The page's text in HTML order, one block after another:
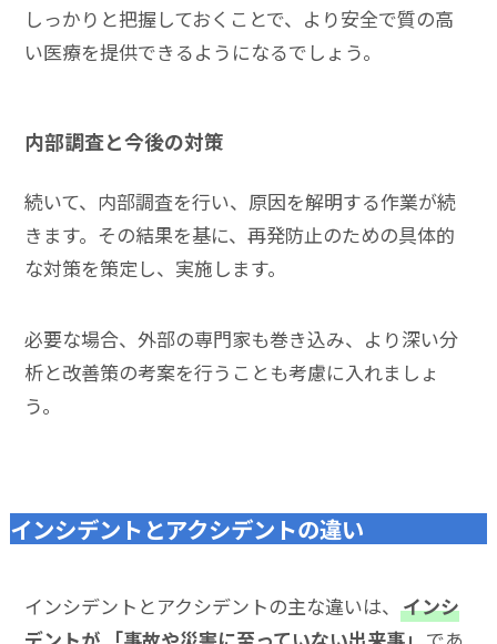
しっかりと把握しておくことで、より安全で質の高
い医療を提供できるようになるでしょう。
内部調査と今後の対策
続いて、内部調査を行い、原因を解明する作業が続
きます。その結果を基に、再発防止のための具体的
な対策を策定し、実施します。
必要な場合、外部の専門家も巻き込み、より深い分
析と改善策の考案を行うことも考慮に入れましょ
う。
インシデントとアクシデントの違い
インシデントとアクシデントの主な違いは、インシ